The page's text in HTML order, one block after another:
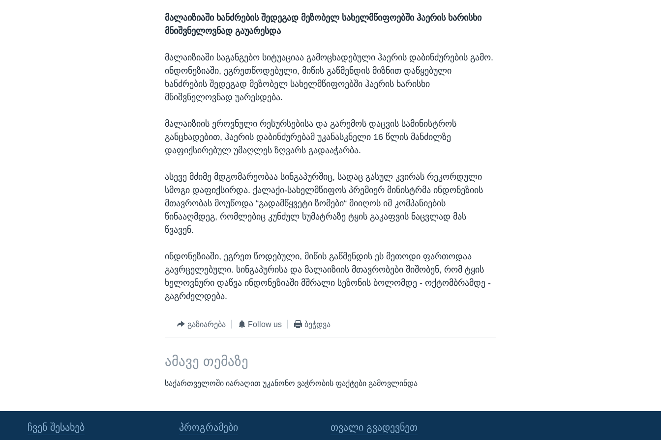
მალაიზიაში ხანძრების შედეგად მეზობელ სახელმწიფოებში ჰაერის ხარისხი
მნიშვნელოვნად გაუარესდა
მალაიზიაში საგანგებო სიტუაციაა გამოცხადებული ჰაერის დაბინძურების გამო.
ინდონეზიაში, ეგრეთწოდებული, მიწის გაწმენდის მიზნით დაწყებული
ხანძრების შედეგად მეზობელ სახელმწიფოებში ჰაერის ხარისხი
მნიშვნელოვნად უარესდება.
მალაიზიის ეროვნული რესურსებისა და გარემოს დაცვის სამინისტროს
განცხადებით, ჰაერის დაბინძურებამ უკანასკნელი 16 წლის მანძილზე
დაფიქსირებულ უმაღლეს ზღვარს გადააჭარბა.
ასევე მძიმე მდგომარეობაა სინგაპურშიც, სადაც გასულ კვირას რეკორდული
სმოგი დაფიქსირდა. ქალაქი-სახელმწიფოს პრემიერ მინისტრმა ინდონეზიის
მთავრობას მოუწოდა “გადამწყვეტი ზომები“ მიიღოს იმ კომპანიების
წინააღმდეგ, რომლებიც კუნძულ სუმატრაზე ტყის გაკაფვის ნაცვლად მას
წვავენ.
ინდონეზიაში, ეგრეთ წოდებული, მიწის გაწმენდის ეს მეთოდი ფართოდაა
გავრცელებული. სინგაპურისა და მალაიზიის მთავრობები შიშობენ, რომ ტყის
ხელოვნური დაწვა ინდონეზიაში მშრალი სეზონის ბოლომდე - ოქტომბრამდე -
გაგრძელდება.
გაზიარება Follow us ბეჭდვა
ამავე თემაზე
საქართველოში იარაღით უკანონო ვაჭრობის ფაქტები გამოვლინდა
ᲗᲕᲐᲚᲘ ᲒᲕᲐᲓᲔᲕᲜᲔᲗ
ᲩᲕᲔᲜ ᲨᲔᲡᲐᲮᲔᲑ ᲞᲠᲝᲒᲠᲐᲛᲔᲑᲘ